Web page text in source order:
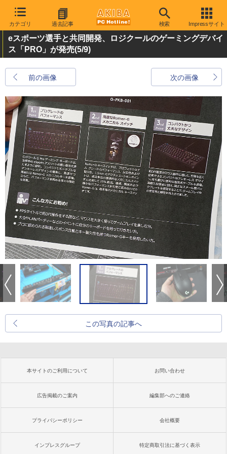
カテゴリ 過去記事 検索 Impressサイト
eスポーツ選手と共同開発、ロジクールのゲーミングデバイ
ス「PRO」が発売(5/9)
前の画像 次の画像
この写真の記事へ
本サイトのご利用について お問い合わせ
広告掲載のご案内 編集部へのご連絡
プライバシーポリシー 会社概要
インプレスグループ 特定商取引法に基づく表示